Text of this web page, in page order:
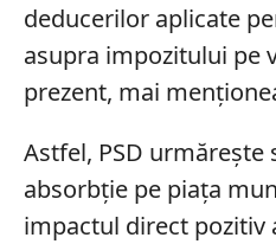
deducerilor aplicate
asupra impozitului pe
prezent, mai
Astfel, PSD
absorbție pe piața
impactul direct pozitiv